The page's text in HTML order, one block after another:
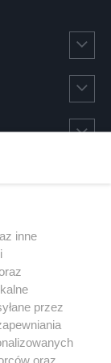
inne
przez
oraz